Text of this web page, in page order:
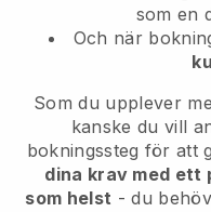
som en
Och när
Som du upplever
kanske du vill
bokningssteg för att
dina krav med ett
som helst - du